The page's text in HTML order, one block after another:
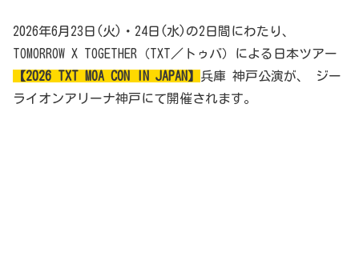
2026年6月23日(火)・24日(水)の2日間にわたり、
TOMORROW X TOGETHER（TXT／トゥバ）による日本ツアー
【2026 TXT MOA CON IN JAPAN】 兵庫 神戸公演が、 ジー
ライオンアリーナ神戸にて開催されます。